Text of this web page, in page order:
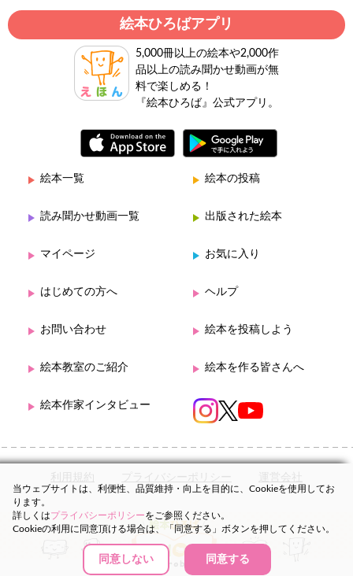
絵本ひろばアプリ
5,000冊以上の絵本や2,000作
品以上の読み聞かせ動画が無
料で楽しめる！
『絵本ひろば』公式アプリ。
絵本一覧 絵本の投稿
読み聞かせ動画一覧 出版された絵本
マイページ お気に入り
はじめての方へ ヘルプ
お問い合わせ 絵本を投稿しよう
絵本教室のご紹介 絵本を作る皆さんへ
絵本作家インタビュー
利用規約 プライバシーポリシー 運営会社
当ウェブサイトは、利便性、品質維持・向上を目的に、Cookieを使用してお
ります。
詳しくはプライバシーポリシーをご参照ください。
Cookieの利用に同意頂ける場合は、「同意する」ボタンを押してください。
同意しない 同意する